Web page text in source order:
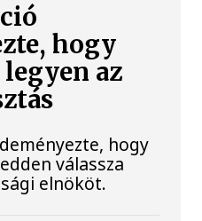
hogy
az
hogy
válassza
elnököt.